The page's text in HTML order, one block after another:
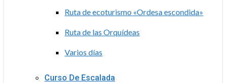
Ruta de ecoturismo «Ordesa escondida»
Ruta de las Orquídeas
Varios días
Curso De Escalada